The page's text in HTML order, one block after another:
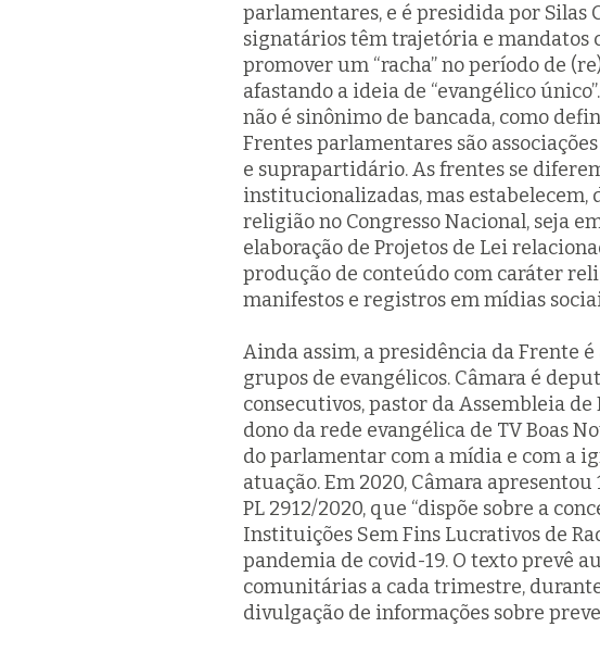
parlamentares, e é presidida por Silas
signatários têm trajetória e mandatos
promover um “racha” no período de
afastando a ideia de “evangélico
não é sinônimo de bancada, como
Frentes parlamentares são
e suprapartidário. As frentes se
institucionalizadas, mas
religião no Congresso Nacional, seja
elaboração de Projetos de Lei
produção de conteúdo com caráter
manifestos e registros em mídias
Ainda assim, a presidência da Frente
grupos de evangélicos. Câmara é
consecutivos, pastor da Assembleia
dono da rede evangélica de TV Boas
do parlamentar com a mídia e com a
atuação. Em 2020, Câmara
PL 2912/2020, que “dispõe sobre a
Instituições Sem Fins Lucrativos de
pandemia de covid-19. O texto prevê
comunitárias a cada trimestre,
divulgação de informações sobre